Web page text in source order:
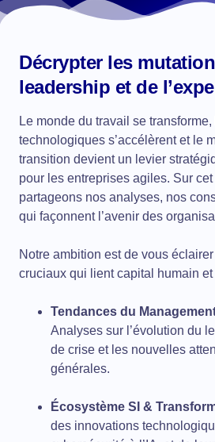
Décrypter les
leadership et de
Le monde du travail se
technologiques s’accélèrent et le
transition devient un levier
pour les entreprises agiles. Sur
partageons nos analyses, nos
qui façonnent l’avenir des
Notre ambition est de vous
cruciaux qui lient capital humain et
Tendances du
Analyses sur l’évolution du
de crise et les nouvelles
générales.
Écosystème SI &
des innovations